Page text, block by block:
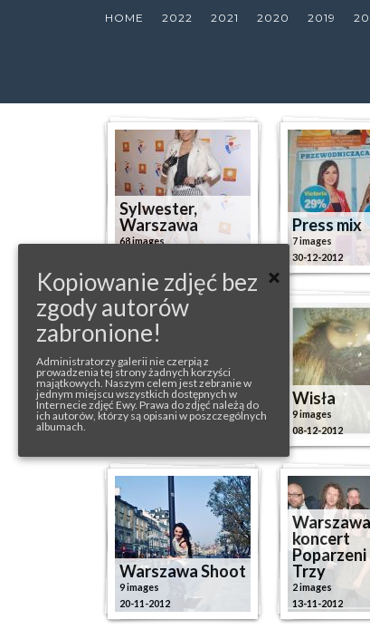
HOME 2022 2021 2020 2019
Sylwester,
Warszawa
68 images
Press mix
7 images
30-12-2012
Ostrava
104 images
Wisła
9 images
08-12-2012
Warszawa Shoot
9 images
20-11-2012
koncert
Poparzeni
Trzy
2 images
13-11-2012
Kopiowanie zdjęć bez
zgody autorów
zabronione!
Administratorzy galerii nie czerpią z
prowadzenia tej strony żadnych korzyści
majątkowych. Naszym celem jest zebranie w
jednym miejscu wszystkich dostępnych w
Internecie zdjęć Ewy. Prawa do zdjęć należą do
ich autorów, którzy są opisani w poszczególnych
albumach.